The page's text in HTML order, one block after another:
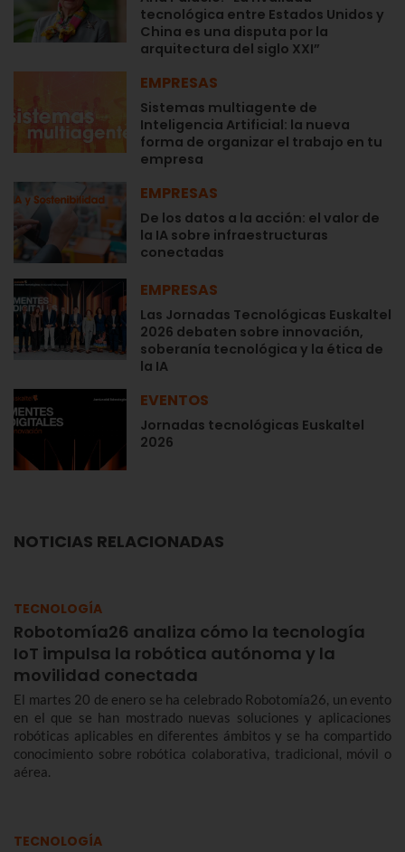
tecnológica entre Estados Unidos y
China es una disputa por la
arquitectura del siglo XXI”
EMPRESAS
Sistemas multiagente de
Inteligencia Artificial: la nueva
forma de organizar el trabajo en tu
empresa
EMPRESAS
De los datos a la acción: el valor de
la IA sobre infraestructuras
conectadas
EMPRESAS
Las Jornadas Tecnológicas Euskaltel
2026 debaten sobre innovación,
soberanía tecnológica y la ética de
la IA
EVENTOS
Jornadas tecnológicas Euskaltel
2026
NOTICIAS RELACIONADAS
TECNOLOGÍA
Robotomía26 analiza cómo la tecnología
IoT impulsa la robótica autónoma y la
movilidad conectada
El martes 20 de enero se ha celebrado Robotomía26, un evento
en el que se han mostrado nuevas soluciones y aplicaciones
robóticas aplicables en diferentes ámbitos y se ha compartido
conocimiento sobre robótica colaborativa, tradicional, móvil o
aérea.
TECNOLOGÍA